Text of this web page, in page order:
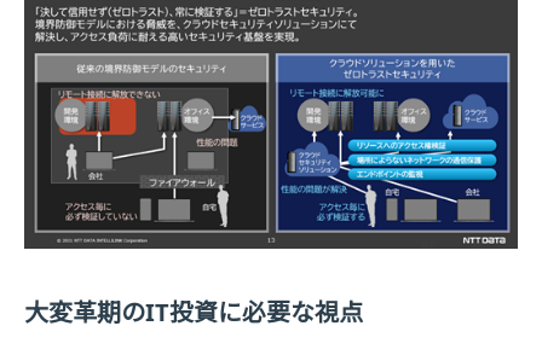
大変革期のIT投資に必要な視点